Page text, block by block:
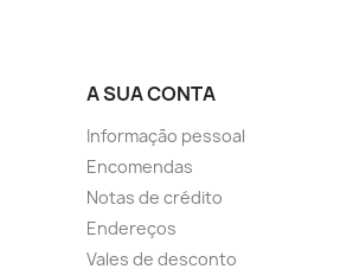
A SUA CONTA
Informação pessoal
Encomendas
Notas de crédito
Endereços
Vales de desconto